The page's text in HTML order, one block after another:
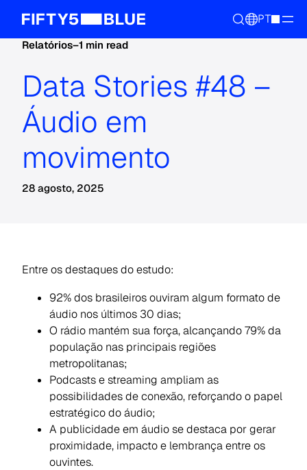
PT
Relatórios–1 min read
Data Stories #48 –
Áudio em
movimento
28 agosto, 2025
Entre os destaques do estudo:
92% dos brasileiros ouviram algum formato de
áudio nos últimos 30 dias;
O rádio mantém sua força, alcançando 79% da
população nas principais regiões
metropolitanas;
Podcasts e streaming ampliam as
possibilidades de conexão, reforçando o papel
estratégico do áudio;
A publicidade em áudio se destaca por gerar
proximidade, impacto e lembrança entre os
ouvintes.